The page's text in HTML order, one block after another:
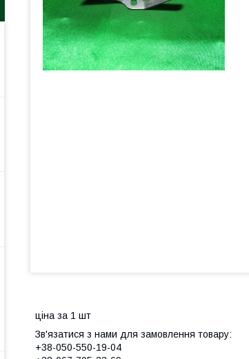
ціна за 1 шт
Зв'язатися з нами для замовлення товару:
+38-050-550-19-04